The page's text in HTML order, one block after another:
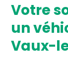
Votre solution rapide pour
un
Vaux-